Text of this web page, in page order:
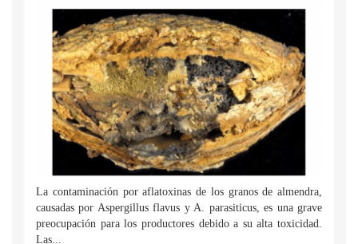
La contaminación por aflatoxinas de los granos de almendra,
causadas por Aspergillus flavus y A. parasiticus, es una grave
preocupación para los productores debido a su alta toxicidad.
Las...